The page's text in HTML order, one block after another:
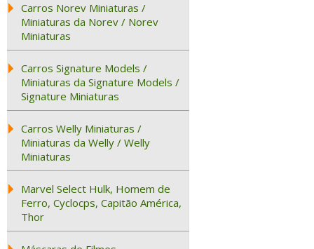
Carros Norev Miniaturas /
Miniaturas da Norev / Norev
Miniaturas
Carros Signature Models /
Miniaturas da Signature Models /
Signature Miniaturas
Carros Welly Miniaturas /
Miniaturas da Welly / Welly
Miniaturas
Marvel Select Hulk, Homem de
Ferro, Cyclocps, Capitão América,
Thor